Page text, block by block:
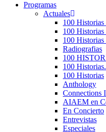
Programas
Actuales
100
100
100
Radiografias
100
100
100 Historias
Anthology
Connections
AIAEM en
En Concierto
Entrevistas
Especiales